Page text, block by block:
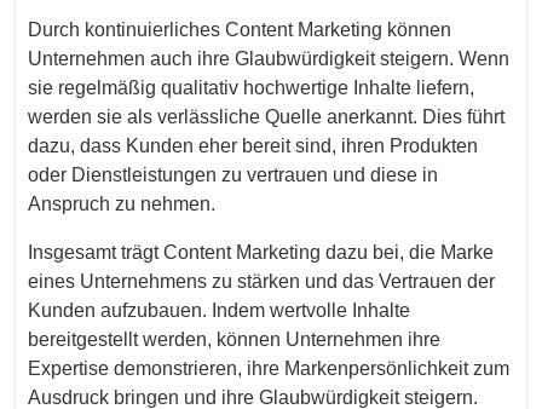
Durch kontinuierliches Content Marketing können
Unternehmen auch ihre Glaubwürdigkeit steigern. Wenn
sie regelmäßig qualitativ hochwertige Inhalte liefern,
werden sie als verlässliche Quelle anerkannt. Dies führt
dazu, dass Kunden eher bereit sind, ihren Produkten
oder Dienstleistungen zu vertrauen und diese in
Anspruch zu nehmen.
Insgesamt trägt Content Marketing dazu bei, die Marke
eines Unternehmens zu stärken und das Vertrauen der
Kunden aufzubauen. Indem wertvolle Inhalte
bereitgestellt werden, können Unternehmen ihre
Expertise demonstrieren, ihre Markenpersönlichkeit zum
Ausdruck bringen und ihre Glaubwürdigkeit steigern.